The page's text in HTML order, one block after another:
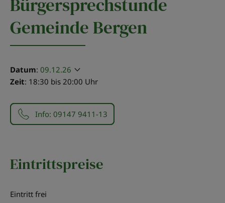
Bürgersprechstunde
Gemeinde Bergen
Datum: 09.12.26
Zeit: 18:30 bis 20:00 Uhr
Info: 09147 9411-13
Eintrittspreise
Eintritt frei